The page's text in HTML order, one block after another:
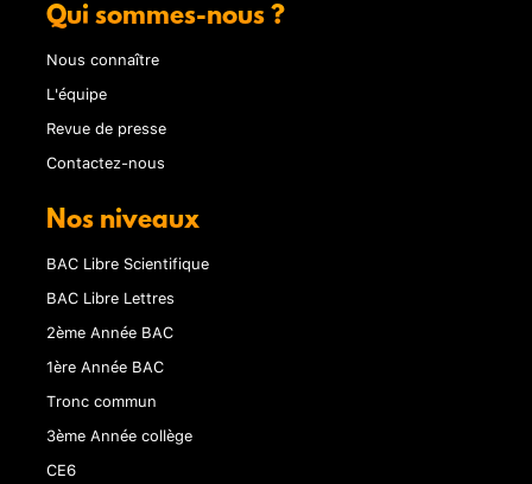
Qui sommes-nous ?
Nous connaître
L'équipe
Revue de presse
Contactez-nous
Nos niveaux
BAC Libre Scientifique
BAC Libre Lettres
2ème Année BAC
1ère Année BAC
Tronc commun
3ème Année collège
CE6